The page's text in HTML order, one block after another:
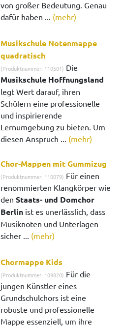
von großer Bedeutung. Genau
dafür haben ... (mehr)
Musikschule Notenmappe
quadratisch
(Produktnummer: 110501) Die
Musikschule Hoffnungsland
legt Wert darauf, ihren
Schülern eine professionelle
und inspirierende
Lernumgebung zu bieten. Um
diesen Anspruch ... (mehr)
Chor-Mappen mit Gummizug
(Produktnummer: 110079) Für einen
renommierten Klangkörper wie
denStaats- und Domchor
Berlin ist es unerlässlich, dass
Musiknoten und Unterlagen
sicher ... (mehr)
Chormappe Kids
(Produktnummer: 109820) Für die
jungen Künstler eines
Grundschulchors ist eine
robuste und professionelle
Mappe essenziell, um ihre